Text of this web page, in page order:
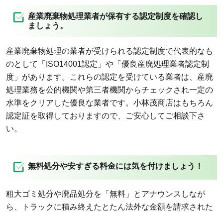
産業廃棄物処理業者が保有する認定制度を確認し
ましょう。
産業廃棄物処理の業者が受けられる認定制度で代表的なも
のとして「ISO14001認定」や「優良産廃処理業者認定制
度」があります。これらの認定を受けている業者は、産廃
処理業務を公的機関や第三者機関からチェックされ一定の
水準をクリアした優良な業者です。小林茂商店はもちろん
認定証を取得しておりますので、ご安心してご相談下さ
い。
無料処分や安すぎる料金には気を付けましょう！
粗大ゴミ処分や廃品処分を「無料」とアナウンスしなが
ら、トラックに積み終えたとたん法外な金額を請求された